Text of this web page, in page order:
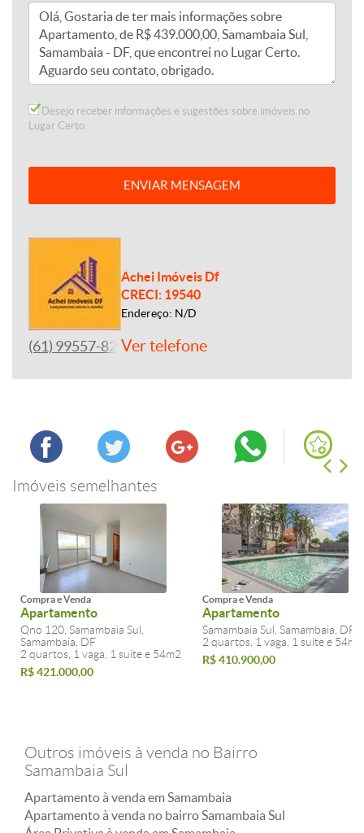
Desejo receber informações e sugestões sobre imóveis no
Lugar Certo.
ENVIAR MENSAGEM
Achei Imóveis Df
CRECI: 19540
Endereço: N/D
(61) 99557-8243Ver telefone
Imóveis semelhantes
Compra e Venda
Apartamento
Qno 120, Samambaia Sul,
Samambaia, DF
2 quartos, 1 vaga, 1 suite e 54m2
R$ 421.000,00
Compra e Venda
Apartamento
Samambaia Sul, Samambaia, DF
2 quartos, 1 vaga, 1 suite e 54m2
R$ 410.900,00
Outros imóveis à venda no Bairro
Samambaia Sul
Apartamento à venda em Samambaia
Apartamento à venda no bairro Samambaia Sul